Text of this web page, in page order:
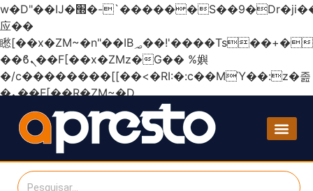
w�D"��IJ�׭�-`������S��9�Dr�ji��EJ߅��gJ�
应��
矁[��x�ZM~�n"��IB؃��!'����Тѕ��+��(m��IK�ʭ�/|
��ϐܢ��F[��x�ZMz�G�� %嬩
�/c��������[[��<�RI:�:c��MΎ��:z�졾
�ܢ��F[��R�ZM~�D